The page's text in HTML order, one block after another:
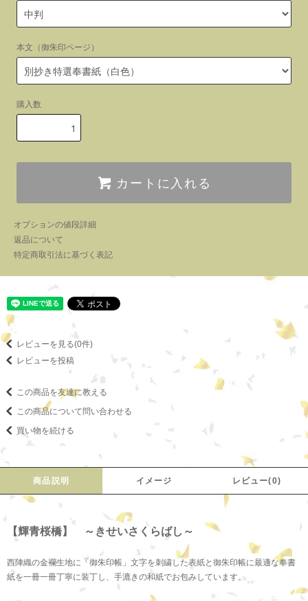
本文（御朱印ページ）
購入数
カートに入れる
オプションの値段詳細
返品について
特定商取引法に基づく表記
レビューを見る(0件)
レビューを投稿
この商品を友達に教える
この商品について問い合わせる
買い物を続ける
商品説明 イメージ レビュー(0)
【輝青桜橋】 ～きせいさくらばし～
西陣織の金襴生地に「御朱印帳」文字を刺繍した表紙と御朱印帳に最適な奉書
紙を一冊一冊丁寧に装丁し、手漉きの和紙でお包みしています。